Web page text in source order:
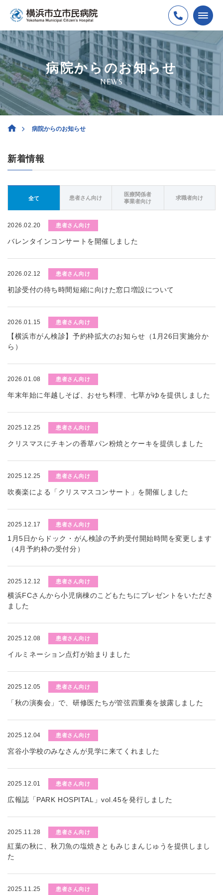
病院からのお知らせ
NEWS
病院からのお知らせ
新着情報
全て 患者さん向け
医療関係者
事業者向け
求職者向け
2026.02.20 患者さん向け
バレンタインコンサートを開催しました
2026.02.12 患者さん向け
初診受付の待ち時間短縮に向けた窓口増設について
2026.01.15 患者さん向け
【横浜市がん検診】予約枠拡大のお知らせ（1月26日実施分か
ら）
2026.01.08 患者さん向け
年末年始に年越しそば、おせち料理、七草がゆを提供しました
2025.12.25 患者さん向け
クリスマスにチキンの香草パン粉焼とケーキを提供しました
2025.12.25 患者さん向け
吹奏楽による「クリスマスコンサート」を開催しました
2025.12.17 患者さん向け
1月5日からドック・がん検診の予約受付開始時間を変更します
（4月予約枠の受付分）
2025.12.12 患者さん向け
横浜FCさんから小児病棟のこどもたちにプレゼントをいただき
ました
2025.12.08 患者さん向け
イルミネーション点灯が始まりました
2025.12.05 患者さん向け
「秋の演奏会」で、研修医たちが管弦四重奏を披露しました
2025.12.04 患者さん向け
宮谷小学校のみなさんが見学に来てくれました
2025.12.01 患者さん向け
広報誌「PARK HOSPITAL」vol.45を発行しました
2025.11.28 患者さん向け
紅葉の秋に、秋刀魚の塩焼きともみじまんじゅうを提供しまし
た
2025.11.25 患者さん向け